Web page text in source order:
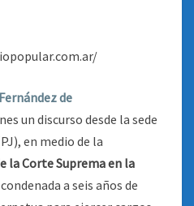
de
un discurso desde la sede
en medio de la
la Corte Suprema en la
a seis años de